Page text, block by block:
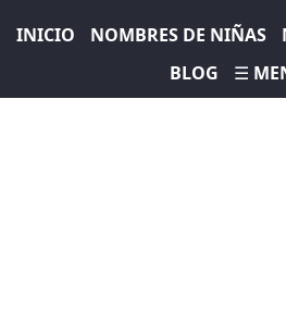
INICIO NOMBRES DE NIÑAS
BLOG
☰